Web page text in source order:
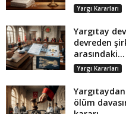
Yargı Kararları
Yargıtay
devreden
arasındaki...
Yargı Kararları
ölüm